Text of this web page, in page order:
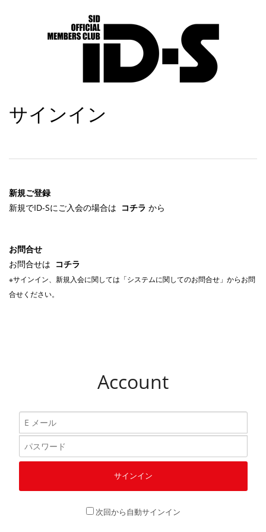
サインイン
新規ご登録
新規でID-Sにご入会の場合は コチラ から
お問合せ
お問合せは コチラ
※サインイン、新規入会に関しては「システムに関してのお問合せ」からお問
合せください。
Account
次回から自動サインイン